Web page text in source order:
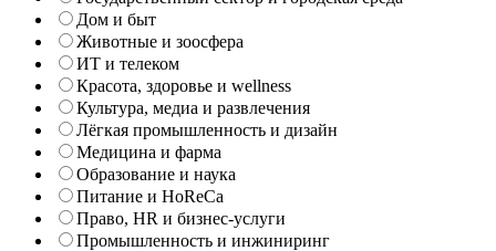
Дом и быт
Животные и зоосфера
ИТ и телеком
Красота, здоровье и wellness
Культура, медиа и развлечения
Лёгкая промышленность и дизайн
Медицина и фарма
Образование и наука
Питание и HoReCa
Право, HR и бизнес-услуги
Промышленность и инжиниринг